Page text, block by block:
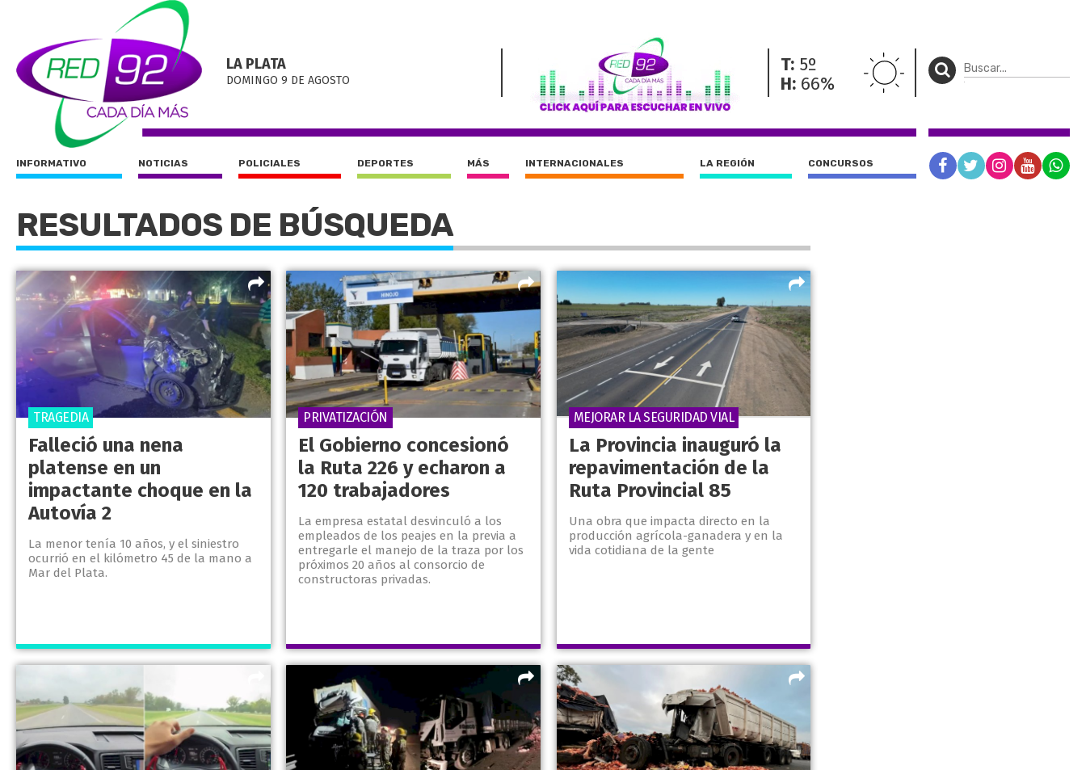
LA PLATA
DOMINGO 9 DE AGOSTO
T: 5º
H: 66%
INFORMATIVO NOTICIAS POLICIALES DEPORTES MÁS INTERNACIONALES LA REGIÓN CONCURSOS
RESULTADOS DE BÚSQUEDA
Falleció una nena
platense en un
impactante choque en la
Autovía 2
La menor tenía 10 años, y el siniestro
ocurrió en el kilómetro 45 de la mano a
Mar del Plata.
TRAGEDIA
El Gobierno concesionó
la Ruta 226 y echaron a
120 trabajadores
La empresa estatal desvinculó a los
empleados de los peajes en la previa a
entregarle el manejo de la traza por los
próximos 20 años al consorcio de
constructoras privadas.
PRIVATIZACIÓN
La Provincia inauguró la
repavimentación de la
Ruta Provincial 85
Una obra que impacta directo en la
producción agrícola-ganadera y en la
vida cotidiana de la gente
MEJORAR LA SEGURIDAD VIAL